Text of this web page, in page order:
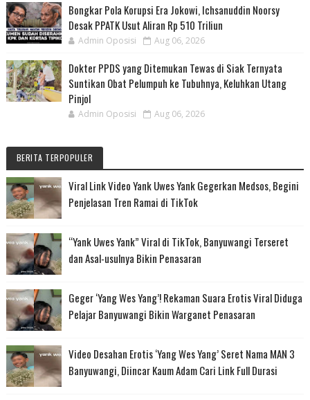
Bongkar Pola Korupsi Era Jokowi, Ichsanuddin Noorsy
Desak PPATK Usut Aliran Rp 510 Triliun
Admin Oposisi Aug 06, 2026
Dokter PPDS yang Ditemukan Tewas di Siak Ternyata
Suntikan Obat Pelumpuh ke Tubuhnya, Keluhkan Utang
Pinjol
Admin Oposisi Aug 06, 2026
BERITA TERPOPULER
Viral Link Video Yank Uwes Yank Gegerkan Medsos, Begini
Penjelasan Tren Ramai di TikTok
“Yank Uwes Yank” Viral di TikTok, Banyuwangi Terseret
dan Asal-usulnya Bikin Penasaran
Geger ‘Yang Wes Yang’! Rekaman Suara Erotis Viral Diduga
Pelajar Banyuwangi Bikin Warganet Penasaran
Video Desahan Erotis ‘Yang Wes Yang’ Seret Nama MAN 3
Banyuwangi, Diincar Kaum Adam Cari Link Full Durasi